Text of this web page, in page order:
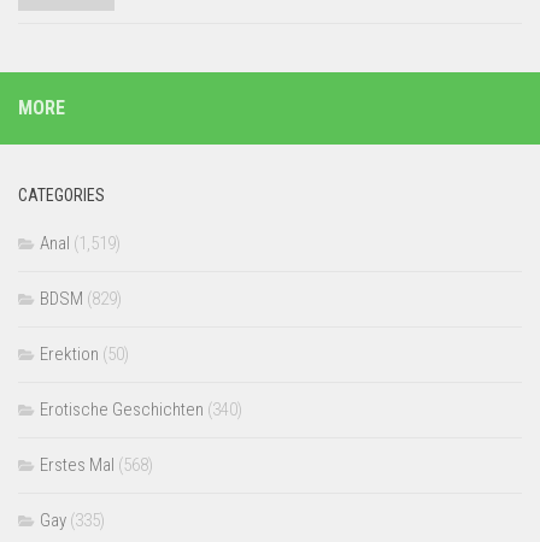
MORE
CATEGORIES
Anal (1,519)
BDSM (829)
Erektion (50)
Erotische Geschichten (340)
Erstes Mal (568)
Gay (335)